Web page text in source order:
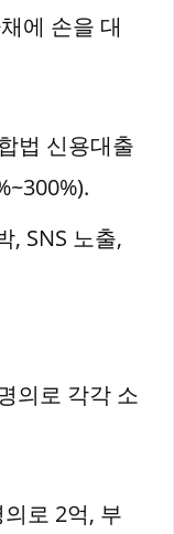
에 손을 대
법 신용대출
, SNS 노출,
의로 각각 소
로 2억, 부